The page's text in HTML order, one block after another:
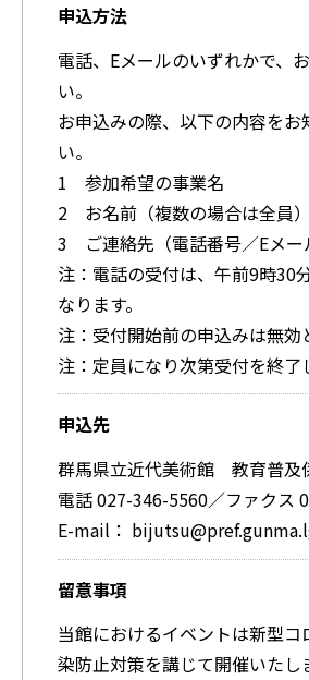
申込方法
電話、Eメールのいずれかで、
い。
お申込みの際、以下の内容をお
い。
1 参加希望の事業名
2 お名前（複数の場合は全員）
3 ご連絡先（電話番号／Eメー
注：電話の受付は、午前9時30
なります。
注：受付開始前の申込みは無効
注：定員になり次第受付を終了
申込先
群馬県立近代美術館 教育普及
電話 027-346-5560／ファクス
E-mail：
留意事項
当館におけるイベントは新型コ
染防止対策を講じて開催いたし